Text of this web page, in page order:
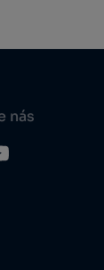
nás